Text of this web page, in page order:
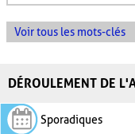
Voir tous les mots-clés
DÉROULEMENT DE
Sporadiques